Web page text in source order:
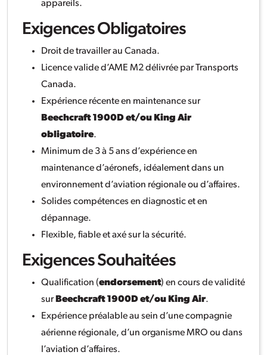
appareils.
Exigences Obligatoires
Droit de travailler au Canada.
Licence valide d’AME M2 délivrée par Transports
Canada.
Expérience récente en maintenance sur
Beechcraft 1900D et/ou King Air
obligatoire.
Minimum de 3 à 5 ans d’expérience en
maintenance d’aéronefs, idéalement dans un
environnement d’aviation régionale ou d’affaires.
Solides compétences en diagnostic et en
dépannage.
Flexible, fiable et axé sur la sécurité.
Exigences Souhaitées
Qualification (endorsement) en cours de validité
sur Beechcraft 1900D et/ou King Air.
Expérience préalable au sein d’une compagnie
aérienne régionale, d’un organisme MRO ou dans
l’aviation d’affaires.